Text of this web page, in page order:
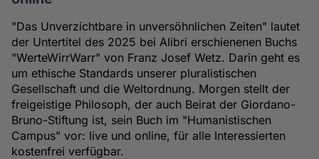
"Das Unverzichtbare in unversöhnlichen Zeiten" lautet
der Untertitel des 2025 bei Alibri erschienenen Buchs
"WerteWirrWarr" von Franz Josef Wetz. Darin geht es
um ethische Standards unserer pluralistischen
Gesellschaft und die Weltordnung. Morgen stellt der
freigeistige Philosoph, der auch Beirat der Giordano-
Bruno-Stiftung ist, sein Buch im "Humanistischen
Campus" vor: live und online, für alle Interessierten
kostenfrei verfügbar.